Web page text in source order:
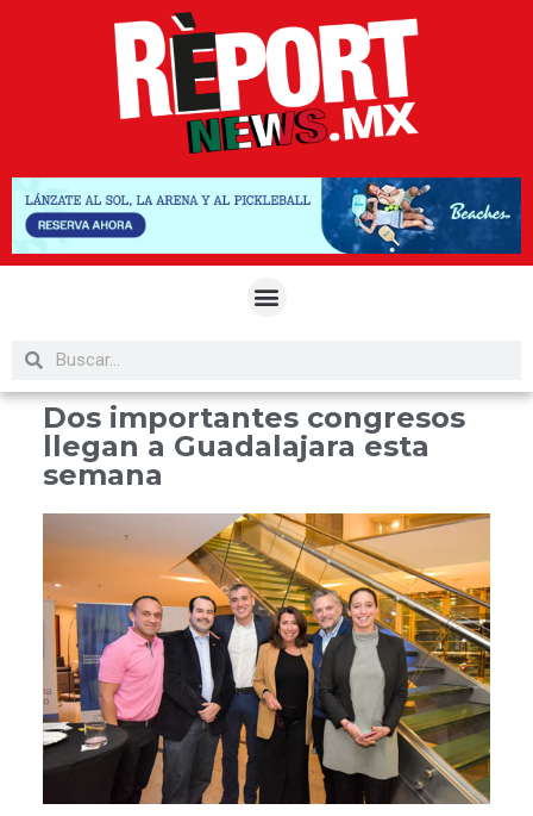
Dos importantes congresos
llegan a Guadalajara esta
semana